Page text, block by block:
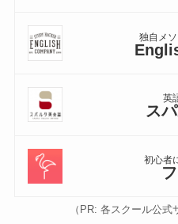
独自メ
英
ス
初心者
（PR: 各スクール公式